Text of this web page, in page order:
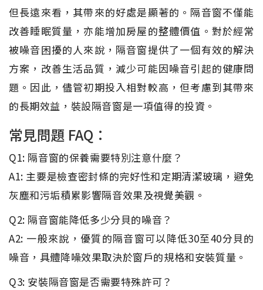
但長遠來看，其帶來的好處是顯著的。隔音窗不僅能
改善睡眠質量，亦能增加房屋的整體價值。對於經常
被噪音困擾的人來說，隔音窗提供了一個有效的解決
方案，改善生活品質，減少可能因噪音引起的健康問
題。因此，儘管初期投入相對較高，但考慮到其帶來
的長期效益，裝設隔音窗是一項值得的投資。
常見問題 FAQ：
Q1: 隔音窗的保養需要特別注意什麼？
A1: 主要是檢查密封條的完好性和定期清潔玻璃，避免
灰塵和污垢積累影響隔音效果及視覺美觀。
Q2: 隔音窗能降低多少分貝的噪音？
A2: 一般來說，優質的隔音窗可以降低30至40分貝的
噪音，具體降噪效果取決於窗戶的規格和安裝質量。
Q3: 安裝隔音窗是否需要特殊許可？